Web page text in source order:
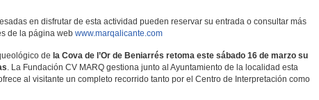
en disfrutar de esta actividad pueden reservar su entrada o consultar más
de la página web www.marqalicante.com
de la Cova de l’Or de Beniarrés retoma este sábado 16 de marzo su
. La Fundación CV MARQ gestiona junto al Ayuntamiento de la localidad esta
al visitante un completo recorrido tanto por el Centro de Interpretación como